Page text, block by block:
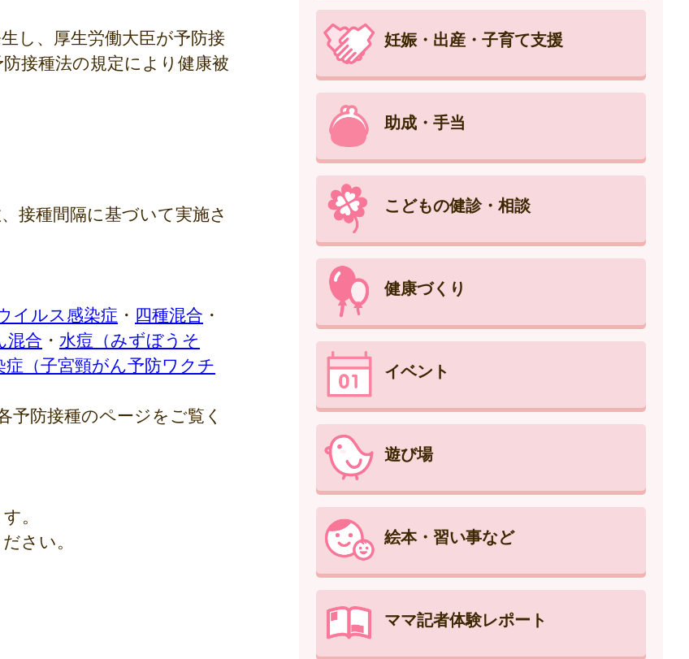
し、厚生労働大臣が予防接
接種法の規定により健康被
接種間隔に基づいて実施さ
イルス感染症 ・ 四種混合 ・
混合 ・ 水痘（みずぼうそ
（子宮頸がん予防ワクチ
予防接種のページをご覧く
。
さい。
妊娠・出産・子育て支援
助成・手当
こどもの健診・相談
健康づくり
イベント
遊び場
絵本・習い事など
ママ記者体験レポート